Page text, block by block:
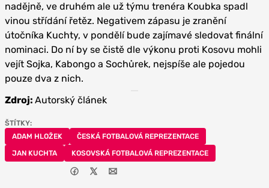
nadějně, ve druhém ale už týmu trenéra Koubka spadl
vinou střídání řetěz. Negativem zápasu je zranění
útočníka Kuchty, v pondělí bude zajímavé sledovat finální
nominaci. Do ní by se čistě dle výkonu proti Kosovu mohli
vejít Sojka, Kabongo a Sochůrek, nejspíše ale pojedou
pouze dva z nich.
Zdroj: Autorský článek
ŠTÍTKY:
ADAM HLOŽEK
ČESKÁ FOTBALOVÁ REPREZENTACE
JAN KUCHTA
KOSOVSKÁ FOTBALOVÁ REPREZENTACE